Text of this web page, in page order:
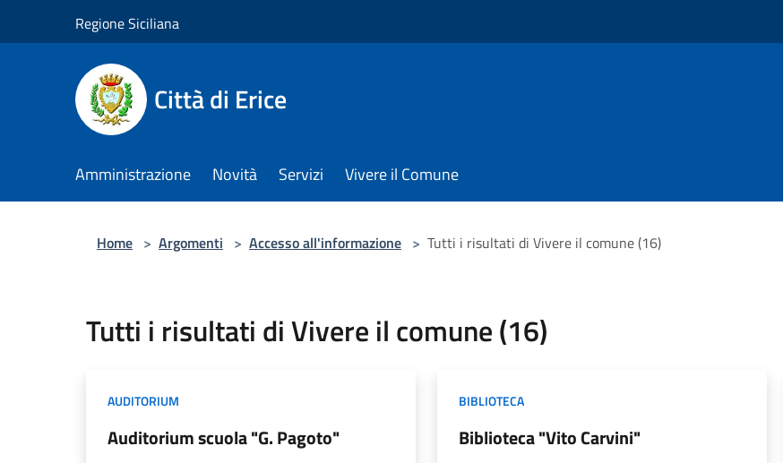
Regione Siciliana
Città di Erice
Amministrazione Novità Servizi Vivere il Comune
Home > Argomenti > Accesso all'informazione > Tutti i risultati di Vivere il comune (16)
Tutti i risultati di Vivere il comune (16)
AUDITORIUM
Auditorium scuola "G. Pagoto"
BIBLIOTECA
Biblioteca "Vito Carvini"